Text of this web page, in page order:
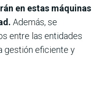
en estas máquinas
Además, se
entre las entidades
gestión eficiente y